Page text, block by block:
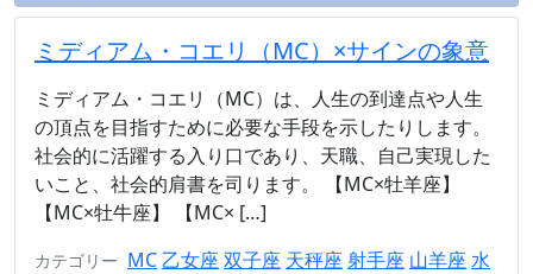
ミディアム・コエリ（MC）×サインの象意
ミディアム・コエリ（MC）は、人生の到達点や人生
の頂点を目指すために必要な手段を示したりします。
社会的に活躍する入り口であり、天職、自己実現した
いこと、社会的肩書を司ります。 【MC×牡羊座】
【MC×牡牛座】 【MC× […]
カテゴリー MC 乙女座 双子座 天秤座 射手座 山羊座 水